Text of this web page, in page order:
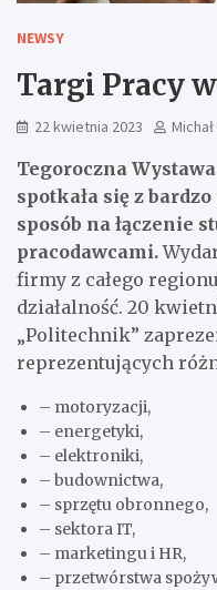
NEWSY
Targi Pracy
22 kwietnia 2023
Tegoroczna
spotkała się z
sposób na łączenie
pracodawcami.
firmy z całego
działalność. 20
„Politechnik”
reprezentujących
– motoryzacji,
– energetyki,
– elektroniki,
– budownictwa,
– sprzętu obronnego,
– sektora IT,
– marketingu i HR,
– przetwórstwa